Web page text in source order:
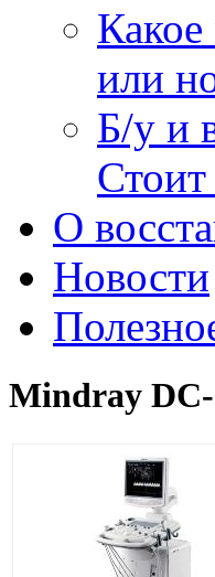
или
Б/у и
Стоит
О
Новости
Mindray